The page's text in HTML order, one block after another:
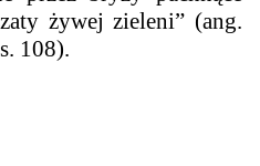
żywej zieleni” (ang.
108).